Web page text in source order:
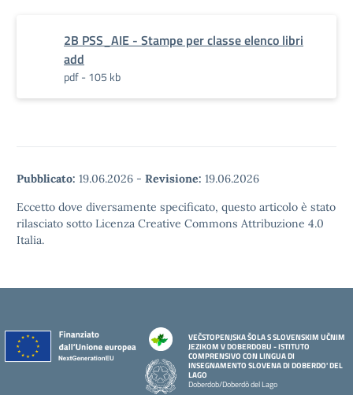
2B PSS_AIE - Stampe per classe elenco libri
add
pdf - 105 kb
Pubblicato: 19.06.2026 - Revisione: 19.06.2026
Eccetto dove diversamente specificato, questo articolo è stato
rilasciato sotto Licenza Creative Commons Attribuzione 4.0
Italia.
VEČSTOPENJSKA ŠOLA S SLOVENSKIM UČNIM
JEZIKOM V DOBERDOBU - ISTITUTO
COMPRENSIVO CON LINGUA DI
INSEGNAMENTO SLOVENA DI DOBERDO' DEL
LAGO
Doberdob/Doberdò del Lago